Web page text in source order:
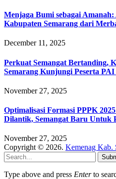
Menjaga Bumi sebagai
Kabupaten Semarang dari
December 11, 2025
Perkuat Semangat Bertanding,
Semarang Kunjungi Peserta
November 27, 2025
Optimalisasi Formasi PPPK
Dilantik, Semangat Baru Untuk
November 27, 2025
Copyright © 2026. Kemenag Kab.
Type above and press Enterto